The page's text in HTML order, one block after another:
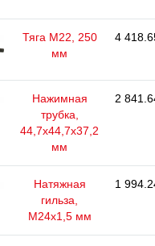
Тяга M22, 250
мм
4
Нажимная
трубка,
44,7x44,7x37,2
мм
2
Натяжная
гильза,
М24х1,5 мм
1